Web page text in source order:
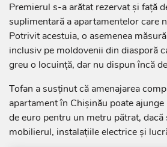
Premierul s-a arătat rezervat și față
suplimentară a apartamentelor care
Potrivit acestuia, o asemenea
inclusiv pe moldovenii din diasporă
greu o locuință, dar nu dispun încă
Tofan a susținut că amenajarea
apartament în Chișinău poate
de euro pentru un metru pătrat,
mobilierul, instalațiile electrice și